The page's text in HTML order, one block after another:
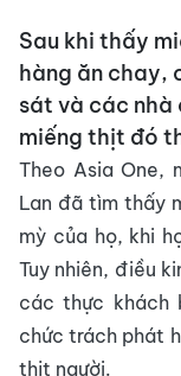
Sau khi thấy
hàng ăn chay,
sát và các nhà
miếng thịt đó
Theo Asia One,
Lan đã tìm thấy
mỳ của họ, khi
Tuy nhiên, điều
các thực khách
chức trách phát
thịt người.